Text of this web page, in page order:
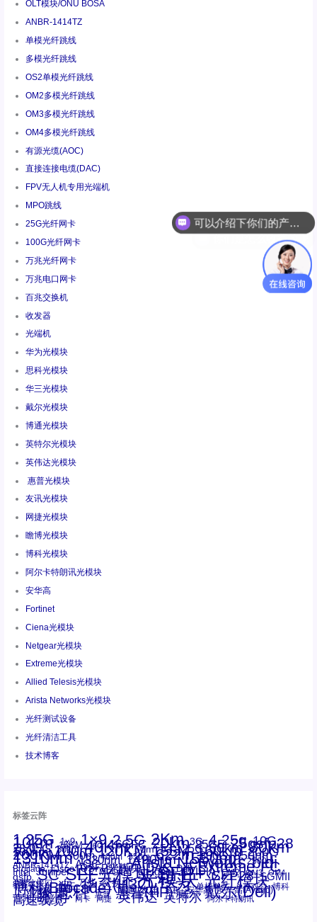
OLT模块/ONU BOSA
ANBR-1414TZ
单模光纤跳线
多模光纤跳线
OS2单模光纤跳线
OM2多模光纤跳线
OM3多模光纤跳线
OM4多模光纤跳线
有源光缆(AOC)
直接连接电缆(DAC)
FPV无人机专用光端机
MPO跳线
25G光纤网卡
100G光纤网卡
万兆光纤网卡
万兆电口网卡
百兆交换机
收发器
光端机
华为光模块
思科光模块
华三光模块
戴尔光模块
博通光模块
英特尔光模块
英伟达光模块
惠普光模块
友讯光模块
网捷光模块
瞻博光模块
博科光模块
阿尔卡特朗讯光模块
安华高
Fortinet
Ciena光模块
Netgear光模块
Extreme光模块
Allied Telesis光模块
Arista Networks光模块
光纤测试设备
光纤清洁工具
技术博客
标签云阵
1.25G 1x9 1×9 2.5G 2Km 3G 4.25g 10G
10km 15KM 16G 16GFC 20km 25GE 25gsfp28
28.05G 30km 40Km 50m 53.125G 60km 80km
100km 100m 120KM 155M 160km 200G
200KM 300m 400m 550m 622m 800G 850nm
1310nm 1330nm 1490nm 1550nm 2500m
ANBR-1414TZ AOC Arista Arista Networks bidi
Brocade Cisco CSFP光模块 DAC Dell Extreme FC
Intel Juniper LC MPO-LC Netgear NVIDIA OM2 OM3 OM4
qsfp SC SFF光模块 SFP+ SFP28 SGMII
st螺纹接口 xfp 万兆 交换机 光模块 光纤模块
千兆光模块 华三 华三(H3C) 华为 单模单芯 单模双芯 博科
博科(Brocade) 博通 友讯 多模 安华高 安华高(Avago)
工业级 思科 惠普 惠普(HP) 戴尔 戴尔(Dell)
百兆 瞻博 网卡 网捷 英伟达 英特尔 阿尔卡特朗讯
高速线缆
你们是怎么收费的呢